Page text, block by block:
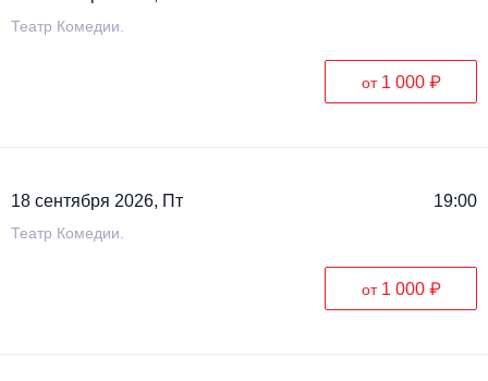
Театр Комедии.
от 1 000 ₽
18 сентября 2026, Пт 19:00
Театр Комедии.
от 1 000 ₽